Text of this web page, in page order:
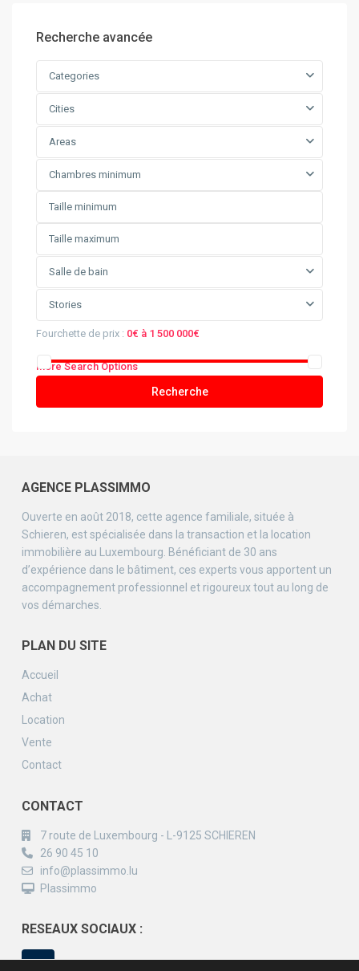
Recherche avancée
Categories
Cities
Areas
Chambres minimum
Salle de bain
Stories
Fourchette de prix : 0€ à 1 500 000€
More Search Options
Recherche
AGENCE PLASSIMMO
Ouverte en août 2018, cette agence familiale, située à
Schieren, est spécialisée dans la transaction et la location
immobilière au Luxembourg. Bénéficiant de 30 ans
d’expérience dans le bâtiment, ces experts vous apportent un
accompagnement professionnel et rigoureux tout au long de
vos démarches.
PLAN DU SITE
Accueil
Achat
Location
Vente
Contact
CONTACT
7 route de Luxembourg - L-9125 SCHIEREN
26 90 45 10
info@plassimmo.lu
Plassimmo
RESEAUX SOCIAUX :